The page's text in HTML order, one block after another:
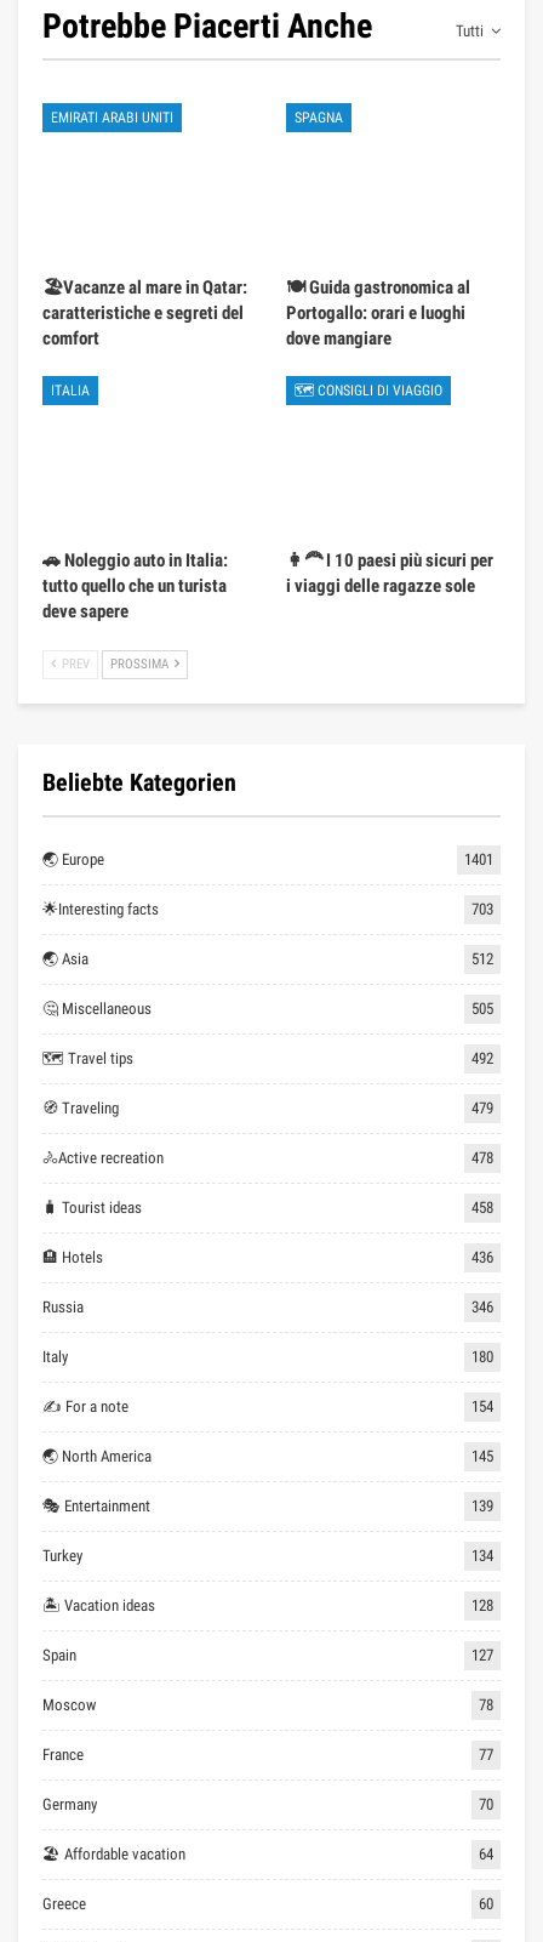
Tutti
Potrebbe Piacerti Anche
EMIRATI ARABI UNITI
🏖️Vacanze al mare in Qatar:
caratteristiche e segreti del
comfort
SPAGNA
🍽️ Guida gastronomica al
Portogallo: orari e luoghi
dove mangiare
ITALIA
🚗 Noleggio auto in Italia:
tutto quello che un turista
deve sapere
🗺 CONSIGLI DI VIAGGIO
👩‍🦰 I 10 paesi più sicuri per
i viaggi delle ragazze sole
PREV PROSSIMA
Beliebte Kategorien
🌏 Europe 1401
🌟Interesting facts 703
🌏 Asia 512
🤔 Miscellaneous 505
🗺 Travel tips 492
🧭 Traveling 479
🚴Active recreation 478
🧳 Tourist ideas 458
🏨 Hotels 436
Russia 346
Italy 180
✍ For a note 154
🌏 North America 145
🎭 Entertainment 139
Turkey 134
🏝 Vacation ideas 128
Spain 127
Moscow 78
France 77
Germany 70
🏖 Affordable vacation 64
Greece 60